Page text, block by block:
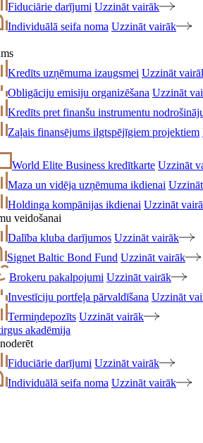
Fiduciārie darījumi Uzzināt vairāk
Individuālā seifa noma Uzzināt vairāk
Kredīts uzņēmuma izaugsmei Uzzināt
Obligāciju emisiju organizēšana Uzzināt
Kredīts pret finanšu instrumentu
Zaļais finansējums ilgtspējīgiem projektiem
World Elite Business kredītkarte Uzzināt
Maza un vidēja uzņēmuma ikdienai
Holdinga kompānijas ikdienai Uzzināt
veidošanai
Dalība kluba darījumos Uzzināt vairāk
Signet Baltic Bond Fund Uzzināt vairāk
Brokeru pakalpojumi Uzzināt vairāk
Investīciju portfeļa pārvaldīšana Uzzināt
Termiņdepozīts Uzzināt vairāk
akadēmija
Fiduciārie darījumi Uzzināt vairāk
Individuālā seifa noma Uzzināt vairāk